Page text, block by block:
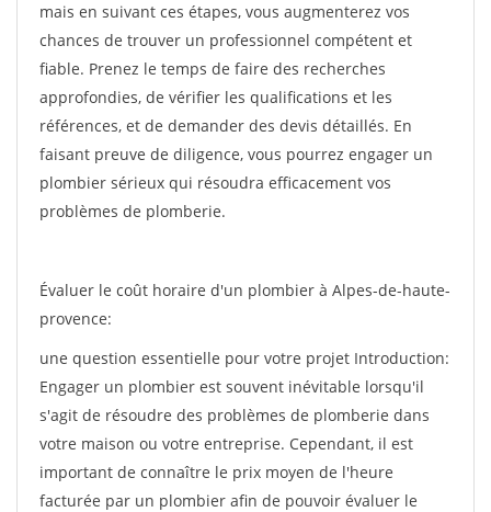
mais en suivant ces étapes, vous augmenterez vos
chances de trouver un professionnel compétent et
fiable. Prenez le temps de faire des recherches
approfondies, de vérifier les qualifications et les
références, et de demander des devis détaillés. En
faisant preuve de diligence, vous pourrez engager un
plombier sérieux qui résoudra efficacement vos
problèmes de plomberie.
Évaluer le coût horaire d'un plombier à Alpes-de-haute-
provence:
une question essentielle pour votre projet Introduction:
Engager un plombier est souvent inévitable lorsqu'il
s'agit de résoudre des problèmes de plomberie dans
votre maison ou votre entreprise. Cependant, il est
important de connaître le prix moyen de l'heure
facturée par un plombier afin de pouvoir évaluer le